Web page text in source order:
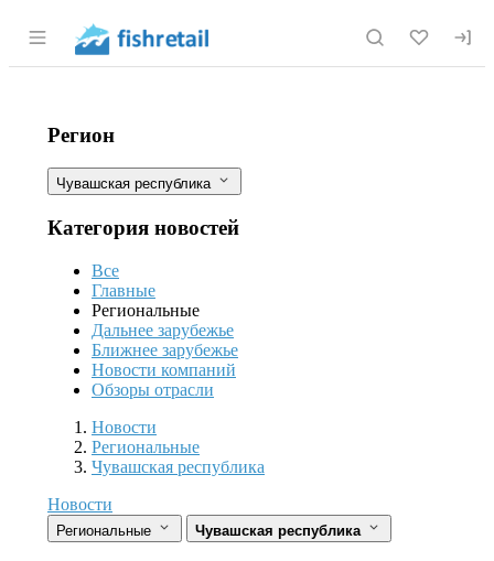
Раздел навигации по сайту fishretail.ru
В апреле в Чувашии с помощью
Фильтры
Регион
Чувашская республика
Категория новостей
Все
Главные
Региональные
Дальнее зарубежье
Ближнее зарубежье
Новости компаний
Обзоры отрасли
Новости
Разделы
Новости
Региональные
Чувашская республика
Новости
Региональные Чувашская республика